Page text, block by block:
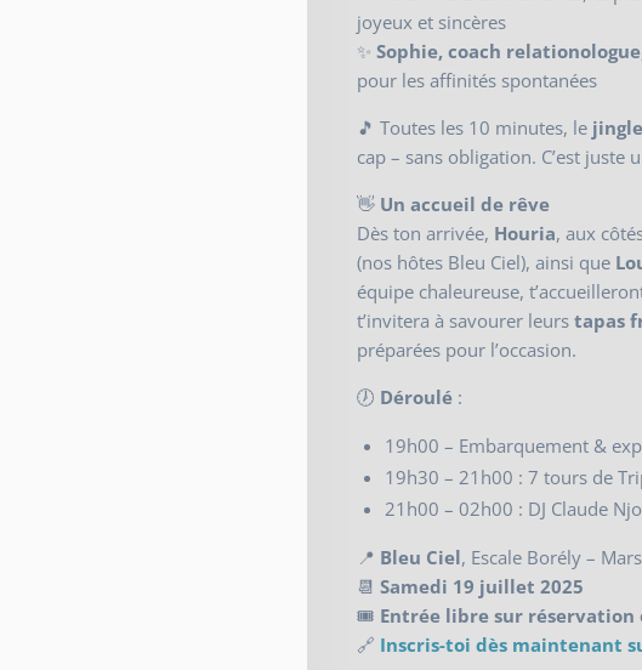
joyeux et sincères
✨ Sophie, coach relationologue
pour les affinités spontanées
🎵 Toutes les 10 minutes, le
cap – sans obligation. C’est
👋 Un accueil de rêve
Dès ton arrivée, Houria, aux
(nos hôtes Bleu Ciel), ainsi que
équipe chaleureuse,
t’invitera à savourer leurs tapas
préparées pour l’occasion.
🕖 Déroulé:
19h00 – Embarquement &
19h30 – 21h00 : 7 tours de
21h00 – 02h00 : DJ Claude
📍 Bleu Ciel, Escale Borély –
📆 Samedi 19 juillet 2025
🎟️ Entrée libre sur
🔗 Inscris-toi dès maintenant